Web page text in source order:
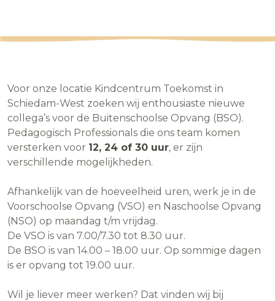
Voor onze locatie Kindcentrum Toekomst in
Schiedam-West zoeken wij enthousiaste nieuwe
collega’s voor de Buitenschoolse Opvang (BSO).
Pedagogisch Professionals die ons team komen
versterken voor 12, 24 of 30 uur, er zijn
verschillende mogelijkheden.
Afhankelijk van de hoeveelheid uren, werk je in de
Voorschoolse Opvang (VSO) en Naschoolse Opvang
(NSO) op maandag t/m vrijdag.
De VSO is van 7.00/7.30 tot 8.30 uur.
De BSO is van 14.00 – 18.00 uur. Op sommige dagen
is er opvang tot 19.00 uur.
Wil je liever meer werken? Dat vinden wij bij